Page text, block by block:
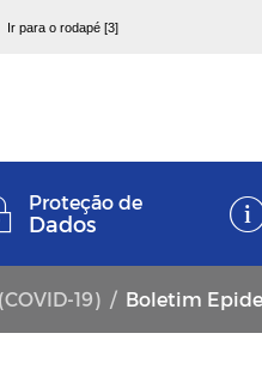
Ir para o rodapé [3]
Proteção de
Dados
19) Boletim